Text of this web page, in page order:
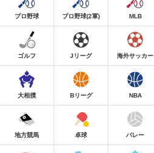
プロ野球 プロ野球(2軍) MLB
ゴルフ Jリーグ 海外サッカー
大相撲 Bリーグ NBA
地方競馬 卓球 バレー